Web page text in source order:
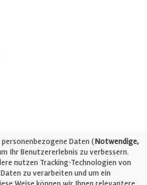
0 Daten (Notwendige,
Ihr Benutzererlebnis zu verbessern.
nutzen Tracking-Technologien von
zu verarbeiten und um ein